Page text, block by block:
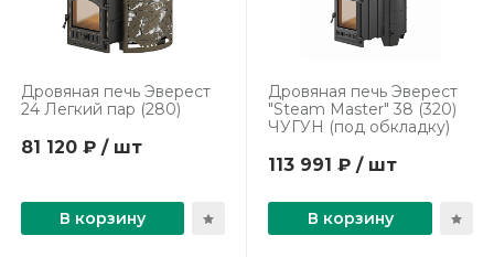
Дровяная печь Эверест
24 Легкий пар (280)
81 120 ₽ / шт
В корзину
Дровяная печь Эверест
"Steam Master" 38 (320)
ЧУГУН (под обкладку)
113 991 ₽ / шт
В корзину